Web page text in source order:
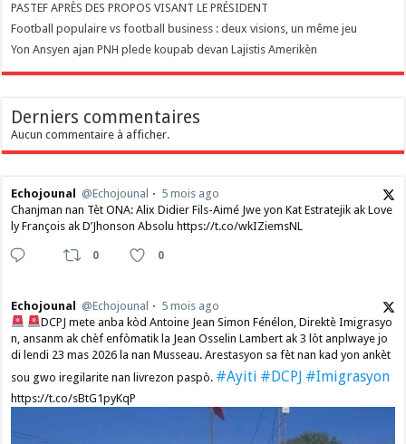
PASTEF APRÈS DES PROPOS VISANT LE PRÉSIDENT
Football populaire vs football business : deux visions, un même jeu
Yon Ansyen ajan PNH plede koupab devan Lajistis Amerikèn
Derniers commentaires
Aucun commentaire à afficher.
Echojounal @Echojounal
5 mois ago
Chanjman nan Tèt ONA: Alix Didier Fils-Aimé Jwe yon Kat Estratejik ak Love
ly François ak D’Jhonson Absolu https://t.co/wkIZiemsNL
0 0
Echojounal @Echojounal
5 mois ago
DCPJ mete anba kòd Antoine Jean Simon Fénélon, Direktè Imigrasyo
n, ansanm ak chèf enfòmatik la Jean Osselin Lambert ak 3 lòt anplwaye jo
di lendi 23 mas 2026 la nan Musseau. Arestasyon sa fèt nan kad yon ankèt
sou gwo iregilarite nan livrezon paspò. #Ayiti #DCPJ #Imigrasyon
https://t.co/sBtG1pyKqP